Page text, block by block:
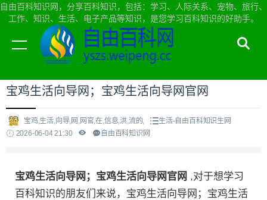
自由百科知识网，分享百科知识，包括：学习、人际关系、宠物、旅行、
工作、知识、生活、电子产品等知识，是您学习百科知识的好助手。
当前位置：自由百科知识网首页>生活
宝鸡生活向导网；宝鸡生活向导网官网
宝鸡,生活,向导,网,网官,在,信息,洪,流的,
生活-自由百科知识生网
2026-06-04 21:30
自由百科知识网
宝鸡生活向导网；宝鸡生活向导网官网 ,对于想学习
百科知识的朋友们来说，宝鸡生活向导网；宝鸡生活